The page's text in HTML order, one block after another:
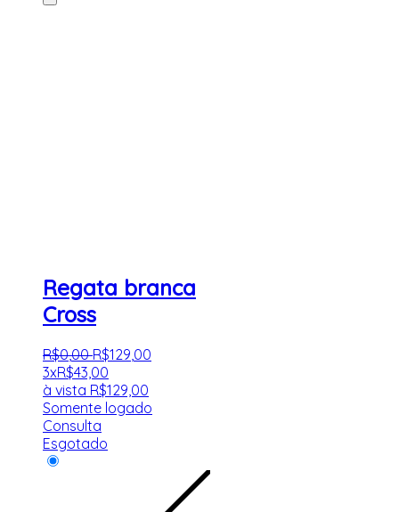
Regata branca
Cross
R$0,00 R$129 00
3xR$43,00
à vista R$129,00
Somente logado
Consulta
Esgotado